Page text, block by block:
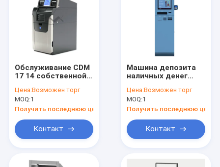
Обслуживание CDM
17 14 собственной
депозита наличных
денег пола стоя
экран касания 15
дюймов
Цена:Возможен торг
MOQ:1
Получить последнюю цену
Контакт
Машина депозита
наличных денег
модульным
проектированием
экрана касания
Цена:Возможен торг
MOQ:1
Получить последнюю цену
Контакт